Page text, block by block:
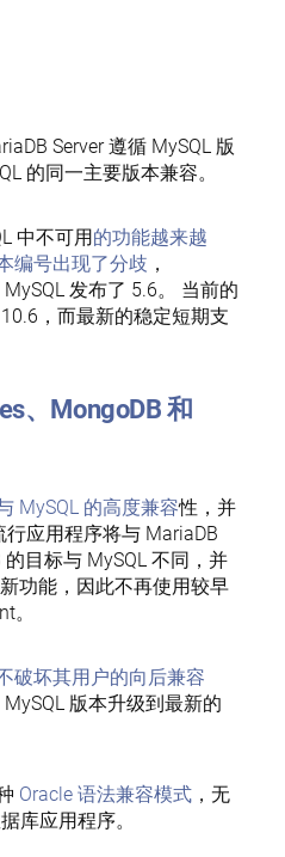
Server 遵循 MySQL 版
的同一主要版本兼容。
中不可用的功能越来越
编号出现了分歧 ，
发布了 5.6。 当前的
，而最新的稳定短期支
、MongoDB 和
MySQL 的高度兼容性，并
行应用程序将与 MariaDB
目标与 MySQL 不同，并
功能，因此不再使用较早
。
破坏其用户的向后兼容
版本升级到最新的
Oracle 语法兼容模式，无
库应用程序。